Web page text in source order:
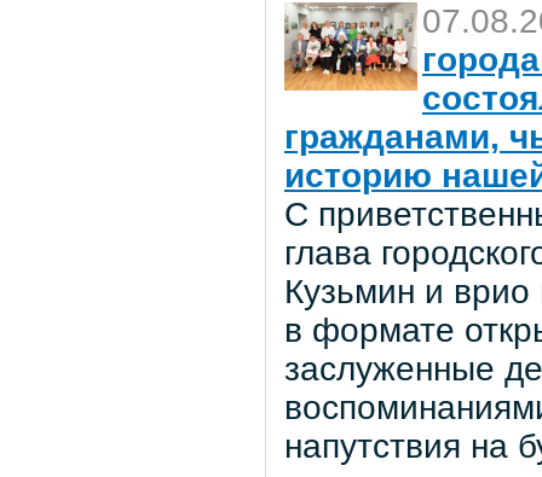
гражданами,
историю
С
глава
Кузьмин и
в формате
заслуженные
напутствия на